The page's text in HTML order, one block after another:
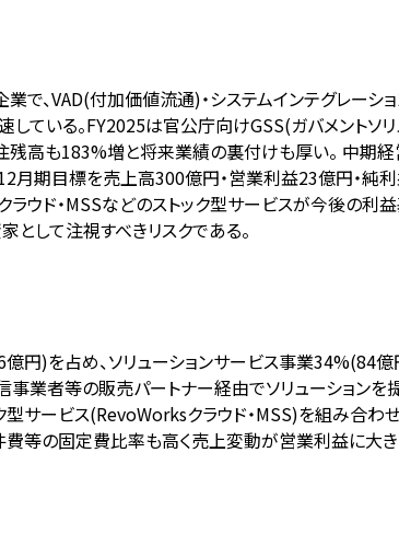
で、VAD(付加価値流通)・システムインテグレー
ている。FY2025は官公庁向けGSS(ガバメント
高も183%増と将来業績の裏付けも厚い。 中期
期目標を売上高300億円・営業利益23億円・純
ウド・MSSなどのストック型サービスが今後の利
して注視すべきリスクである。
円)を占め、ソリューションサービス事業34%(84億
業者等の販売パートナー経由でソリューションを
サービス(RevoWorksクラウド・MSS)を組み合わ
等の固定費比率も高く売上変動が営業利益に大き